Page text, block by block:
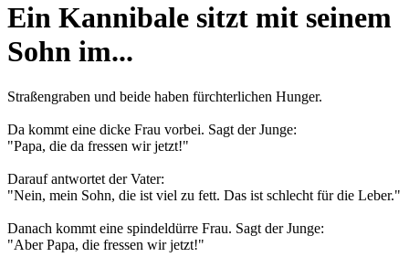
Ein Kannibale sitzt mit seinem
Sohn im...
Straßengraben und beide haben fürchterlichen Hunger.
Da kommt eine dicke Frau vorbei. Sagt der Junge:
"Papa, die da fressen wir jetzt!"
Darauf antwortet der Vater:
"Nein, mein Sohn, die ist viel zu fett. Das ist schlecht für die Leber."
Danach kommt eine spindeldürre Frau. Sagt der Junge:
"Aber Papa, die fressen wir jetzt!"